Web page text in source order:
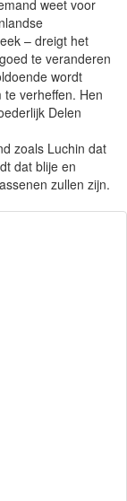
weet voor
– dreigt het
te veranderen
wordt
verheffen. Hen
Delen
zoals Luchin dat
dat blije en
zullen zijn.